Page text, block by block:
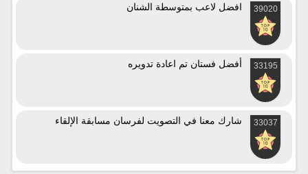
39020 افضل لاعب بمتوسطة الشنان
33195 أفضل فستان تم اعادة تدويره
33037 شارك معنا في التصويت لفرسان مسابقة الإلقاء